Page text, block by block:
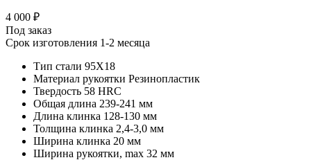
4 000 ₽
Под заказ
Срок изготовления 1-2 месяца
Тип стали 95Х18
Материал рукоятки Резинопластик
Твердость 58 HRC
Общая длина 239-241 мм
Длина клинка 128-130 мм
Толщина клинка 2,4-3,0 мм
Ширина клинка 20 мм
Ширина рукоятки, max 32 мм